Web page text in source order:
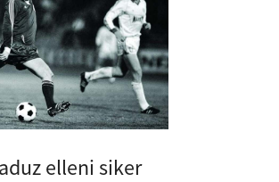
elleni siker